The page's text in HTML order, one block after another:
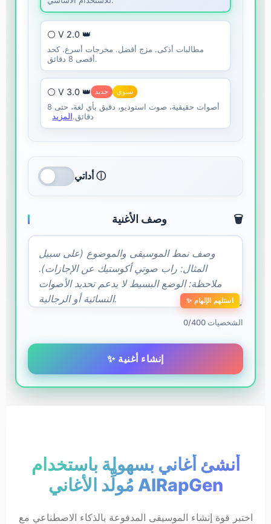
⚪ V 2.0 👑
مطالبات أذكى. مزج أفضل. مخرجات أسرع. كحد
أقصى 8 دقائق.
⚪ V 3.0 👑 جديد سنوي
أصوات حقيقية، صوت استوديو، دقيق بأي لغة، حتى 8
دقائق. المزيد
أداتي ⓘ
وصف الأغنية 🗑️
✨ استلهم الإلهام
0/400 الشخصيات
✨ إنشاء أغنية
أنشئ أغاني بسهولة باستخدام
مُولِّد الأغاني AIRapGen
اختبر قوة إنشاء الموسيقى المدفوعة بالذكاء الاصطناعي مع